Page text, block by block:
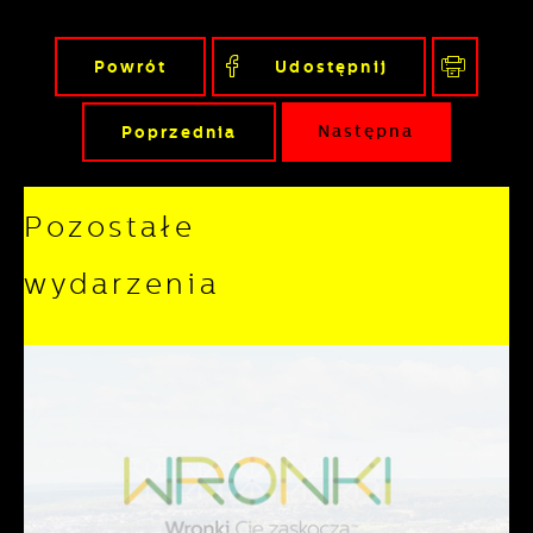
Powrót Udostępnij
Poprzednia Następna
Pozostałe
wydarzenia
naszymi partnerami oraz innych
dostawców usług. Firmy te działają w
charakterze pośredników prezentujących
nasze treści w postaci wiadomości, ofert,